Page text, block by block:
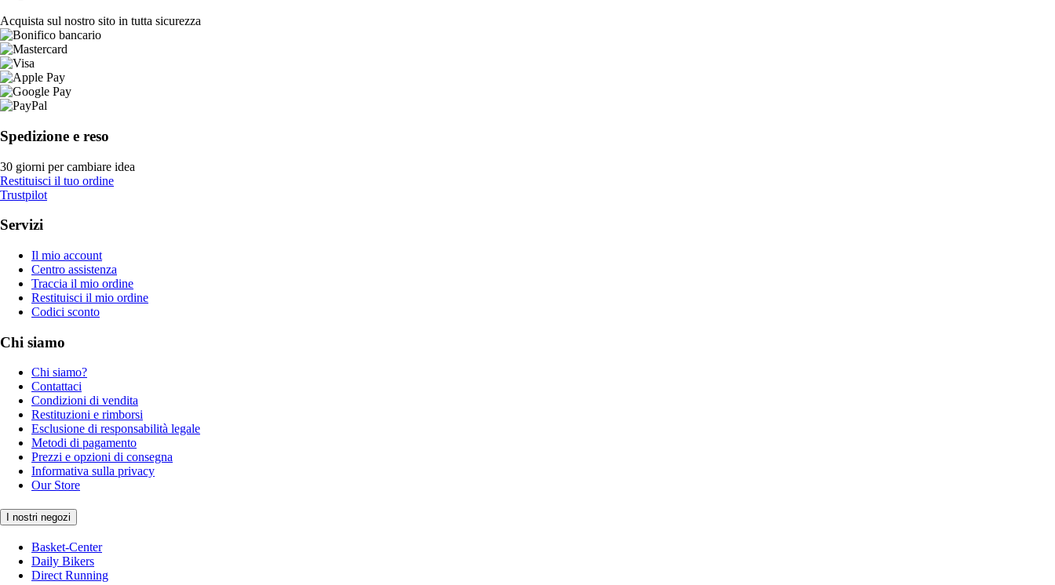
Acquista sul nostro sito in tutta sicurezza
Spedizione e reso
30 giorni per cambiare idea
Restituisci il tuo ordine
Trustpilot
Servizi
Il mio account
Centro assistenza
Traccia il mio ordine
Restituisci il mio ordine
Codici sconto
Chi siamo
Chi siamo?
Contattaci
Condizioni di vendita
Restituzioni e rimborsi
Esclusione di responsabilità legale
Metodi di pagamento
Prezzi e opzioni di consegna
Informativa sulla privacy
Our Store
I nostri negozi
Basket-Center
Daily Bikers
Direct Running